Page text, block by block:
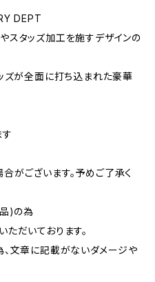
DEPT
スタッズ加工を施すデザインの
ッズが全面に打ち込まれた豪華
がございます。予めご了承く
)の為
ただいております。
、文章に記載がないダメージや